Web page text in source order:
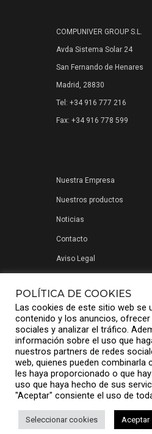
COMPUNIVER GROUP S.L.
Avda Sistema Solar 24
San Fernando de Henares
Madrid, 28830
Tel: +34 916 777 216
Fax: +34 916 778 599
Nuestra Empresa
Nuestros productos
Noticias
Contacto
Aviso Legal
© Compuniver Group S.L.
POLÍTICA DE COOKIES
Las cookies de este sitio web se
contenido y los anuncios,
sociales y analizar el tráfico.
información sobre el uso que
nuestros partners de redes
web, quienes pueden
les haya proporcionado o que
uso que haya hecho de sus
"Aceptar" consiente el uso de
Seleccionar cookies Aceptar